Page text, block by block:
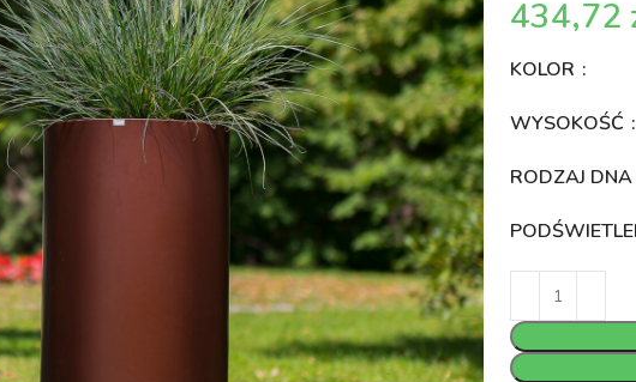
KOLOR
WYSOKOŚĆ
RODZAJ DNA